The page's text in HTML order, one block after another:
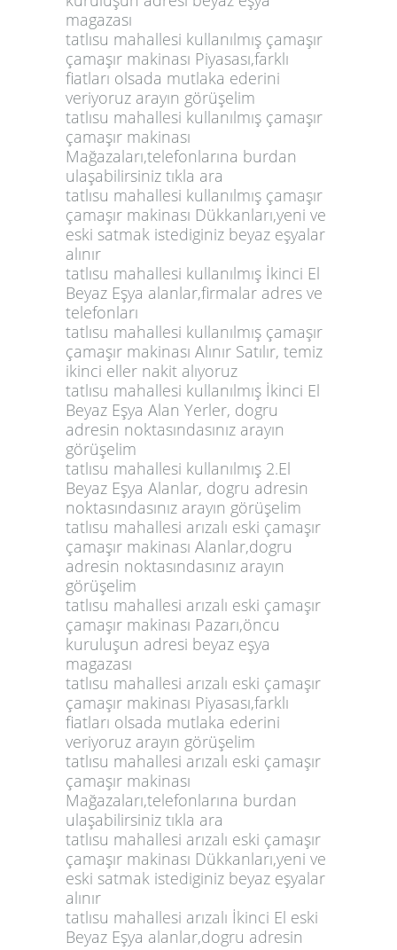
magazası
tatlısu mahallesi kullanılmış çamaşır
çamaşır makinası Piyasası,farklı
fiatları olsada mutlaka ederini
veriyoruz arayın görüşelim
tatlısu mahallesi kullanılmış çamaşır
çamaşır makinası
Mağazaları,telefonlarına burdan
ulaşabilirsiniz tıkla ara
tatlısu mahallesi kullanılmış çamaşır
çamaşır makinası Dükkanları,yeni ve
eski satmak istediginiz beyaz eşyalar
alınır
tatlısu mahallesi kullanılmış İkinci El
Beyaz Eşya alanlar,firmalar adres ve
telefonları
tatlısu mahallesi kullanılmış çamaşır
çamaşır makinası Alınır Satılır, temiz
ikinci eller nakit alıyoruz
tatlısu mahallesi kullanılmış İkinci El
Beyaz Eşya Alan Yerler, dogru
adresin noktasındasınız arayın
görüşelim
tatlısu mahallesi kullanılmış 2.El
Beyaz Eşya Alanlar, dogru adresin
noktasındasınız arayın görüşelim
tatlısu mahallesi arızalı eski çamaşır
çamaşır makinası Alanlar,dogru
adresin noktasındasınız arayın
görüşelim
tatlısu mahallesi arızalı eski çamaşır
çamaşır makinası Pazarı,öncu
kuruluşun adresi beyaz eşya
magazası
tatlısu mahallesi arızalı eski çamaşır
çamaşır makinası Piyasası,farklı
fiatları olsada mutlaka ederini
veriyoruz arayın görüşelim
tatlısu mahallesi arızalı eski çamaşır
çamaşır makinası
Mağazaları,telefonlarına burdan
ulaşabilirsiniz tıkla ara
tatlısu mahallesi arızalı eski çamaşır
çamaşır makinası Dükkanları,yeni ve
eski satmak istediginiz beyaz eşyalar
alınır
tatlısu mahallesi arızalı İkinci El eski
Beyaz Eşya alanlar,dogru adresin